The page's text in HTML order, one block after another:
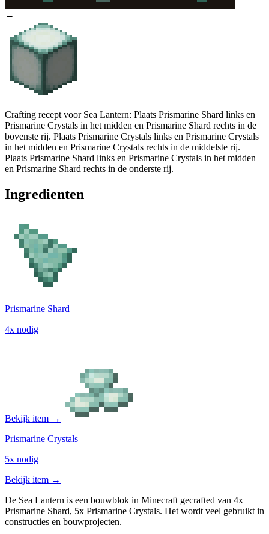
→
Crafting recept voor Sea Lantern: Plaats Prismarine Shard links en
Prismarine Crystals in het midden en Prismarine Shard rechts in de
bovenste rij. Plaats Prismarine Crystals links en Prismarine Crystals
in het midden en Prismarine Crystals rechts in de middelste rij.
Plaats Prismarine Shard links en Prismarine Crystals in het midden
en Prismarine Shard rechts in de onderste rij.
Ingredienten
Prismarine Shard
4x nodig
Bekijk item →
Prismarine Crystals
5x nodig
Bekijk item →
De Sea Lantern is een bouwblok in Minecraft gecrafted van 4x
Prismarine Shard, 5x Prismarine Crystals. Het wordt veel gebruikt in
constructies en bouwprojecten.